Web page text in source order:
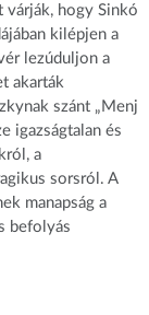
várják, hogy Sinkó
kilépjen a
lezúduljon a
akarták
szánt „Menj
igazságtalan és
a
sorsról. A
manapság a
befolyás